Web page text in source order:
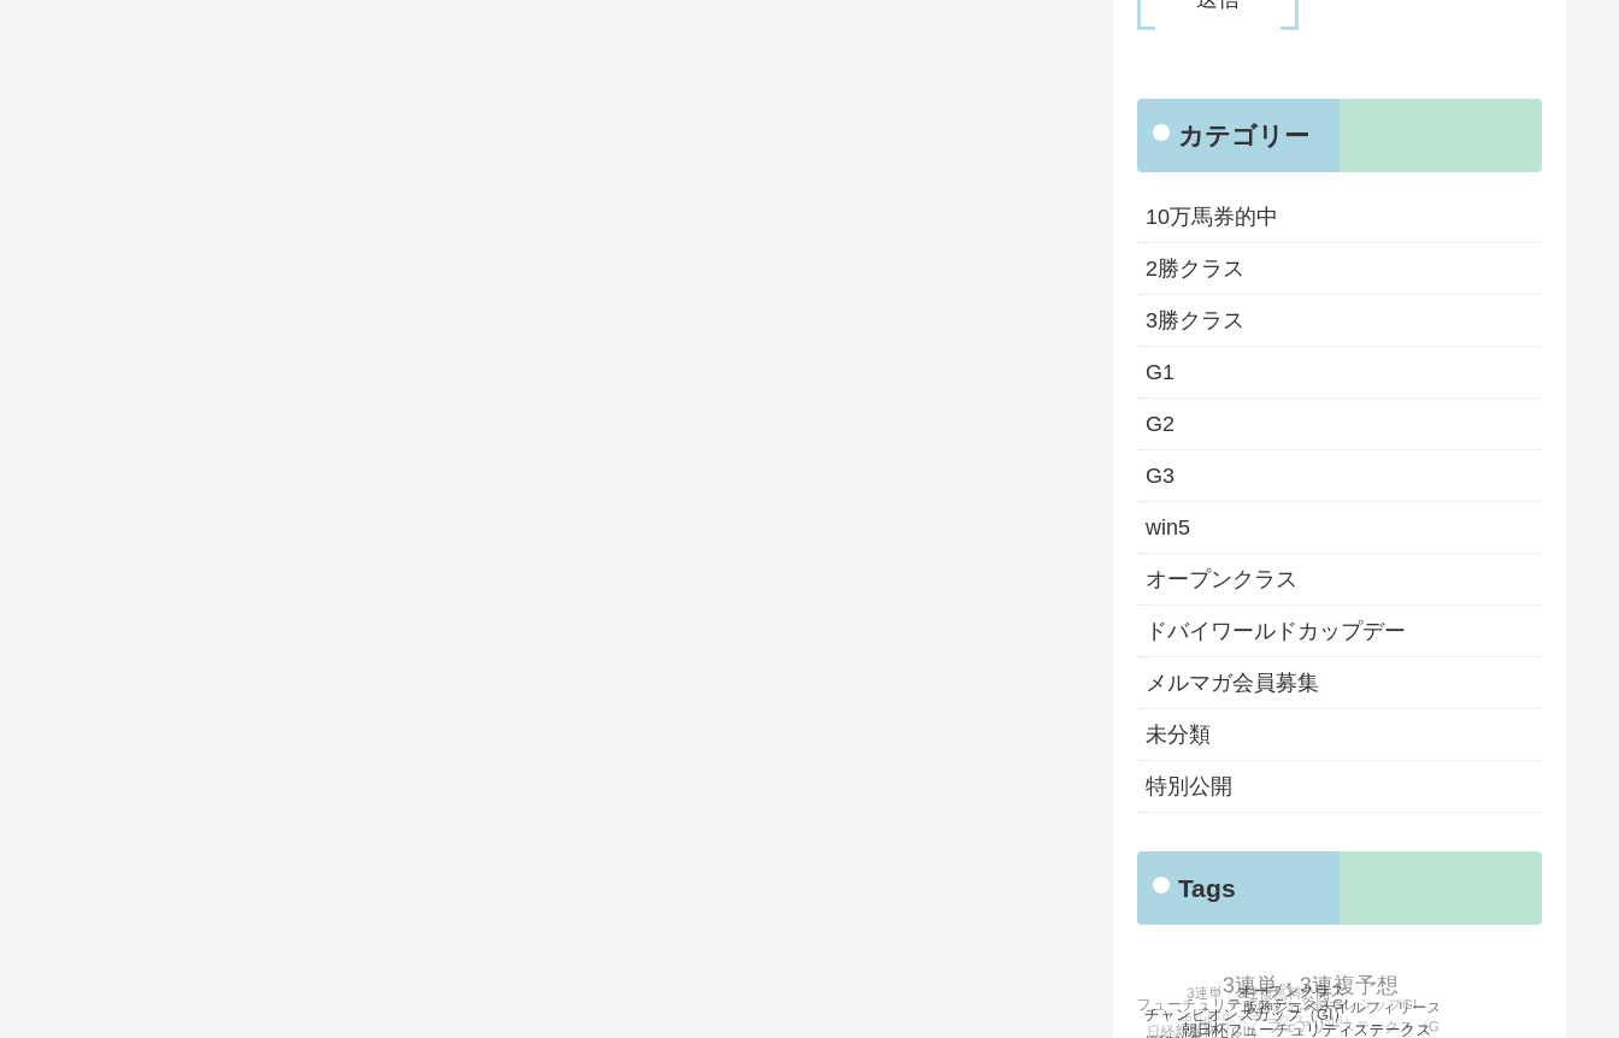
カテゴリー
10万馬券的中
2勝クラス
3勝クラス
G1
G2
G3
win5
オープンクラス
ドバイワールドカップデー
メルマガ会員募集
未分類
特別公開
Tags